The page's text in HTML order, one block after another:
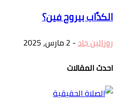
الكدَّاب بيروح فين؟
روزالين جاد- 2 مارس، 2025
احدث المقالات